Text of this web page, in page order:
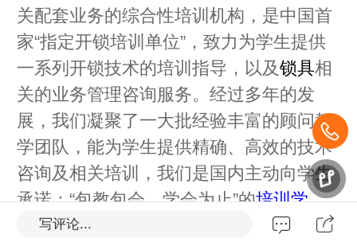
关配套业务的综合性培训机构，是中国首
家“指定开锁培训单位”，致力为学生提供
一系列开锁技术的培训指导，以及锁具相
关的业务管理咨询服务。经过多年的发
展，我们凝聚了一大批经验丰富的顾问教
学团队，能为学生提供精确、高效的技术
咨询及相关培训，我们是国内主动向学生
承诺：“包教包会，学会为止”的培训学
。
写评论...